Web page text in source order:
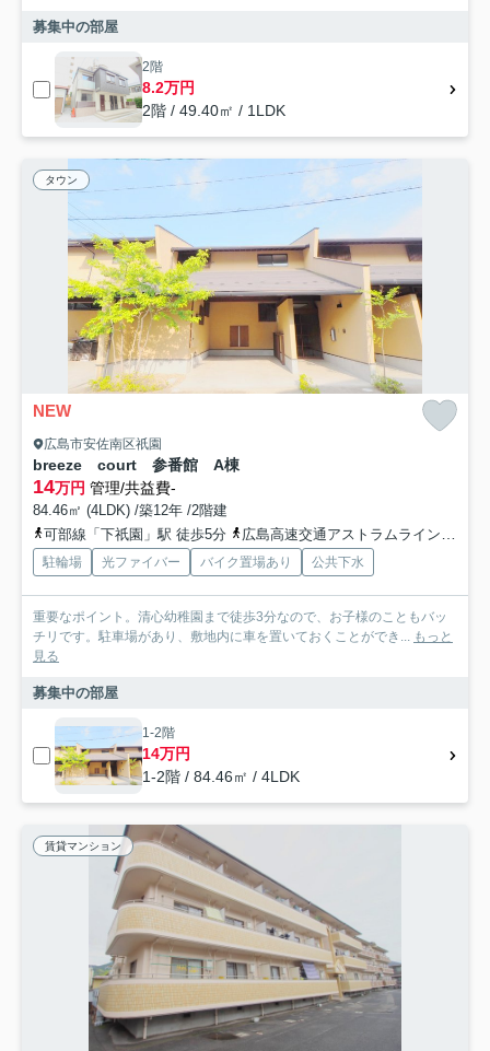
募集中の部屋
2階
8.2万円
2階 / 49.40㎡ / 1LDK
タウン
NEW
広島市安佐南区祇園
breeze court 参番館 A棟
14万円 管理/共益費-
84.46㎡ (4LDK) /築12年 /2階建
可部線「下祇園」駅 徒歩5分
広島高速交通アストラムライン「祇園新橋北」駅 徒歩20分
駐輪場 光ファイバー バイク置場あり 公共下水
重要なポイント。清心幼稚園まで徒歩3分なので、お子様のこともバッ
チリです。駐車場があり、敷地内に車を置いておくことができ... もっと
見る
募集中の部屋
1-2階
14万円
1-2階 / 84.46㎡ / 4LDK
賃貸マンション